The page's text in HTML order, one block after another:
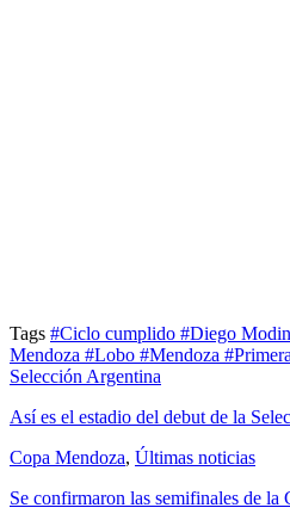
Tags #Ciclo cumplido #Diego
Mendoza #Lobo #Mendoza
Selección Argentina
Así es el estadio del debut de la
Copa Mendoza, Últimas noticias
Se confirmaron las semifinales de la